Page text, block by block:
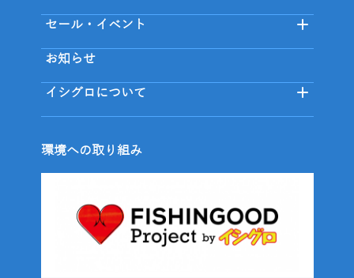
セール・イベント
お知らせ
イシグロについて
環境への取り組み